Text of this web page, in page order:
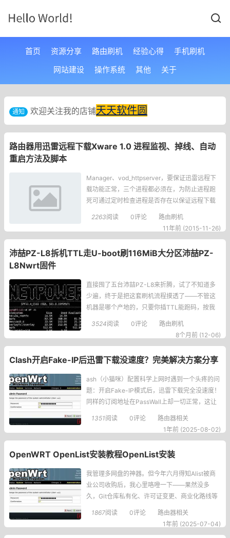
首页 资源分享 路由刷机 经验心得
手机刷机
网站建设
操作系统 其他 关于
通知 欢迎关注我的店铺天天软件圆
路由器用迅雷远程下载Xware 1.0 进程监视、掉线、自动
重启方法及脚本
Manager、vod_httpserver，要保证迅雷远程下
载功能正常，三个进程都必须在，为防止进程跑
死可通过定时检查进程是否存在以保证远程下载
功能正常。经测试：只要ETMDaemon进程存
在，另外两个进程EmbedThunderManager、vo
mnt/sda3/xunlei/por
2263阅读 0评论
路由刷机
11年前 (2015-11-26)
沛喆PZ-L8拆机TTL走U-boot刷116MiB大分区沛喆PZ-
L8Nwrt固件
直接囤了五台沛喆PZ-L8来折腾，试了不知道多
少遍，终于是把这套刷机流程摸透了——不管这
机器是哪个产地的，只要你插TTL能跑码，按我
这步骤来就绝对能成！先说说我用的家伙事儿：C
H341A编程器跳线到TTL模式、烧录探针（尖头
3524阅读 0评论
路由刷机
8个月前 (12-06)
Clash开启Fake-IP后迅雷下载没速度？完美解决方案分享
ash（小猫咪）配置科学上网时遇到一个头疼的问
题：开启Fake-IP模式后，迅雷下载完全没速度！
同样的订阅地址在PassWall上却一切正常，这让
我百思不得其解。经过反复测试和查阅资料，终
于找到了关键解决方案，今天就把这个经验分享
1351阅读 0评论
路由器相关
1年前 (2025-08-02)
OpenWRT OpenList安装教程OpenList安装
我管理多网盘的神器。但今年六月得知Alist被商
业公司收购后，我心里咯噔一下——果然没多
久，Git仓库私有化、许可证变更、商业化路线等
消息接连传来。正在焦虑时，GitHub上冒出了Op
enList这个项目，由原Alist贡献者组成的OpenLis
1867阅读 0评论
路由器相关
1年前 (2025-07-04)